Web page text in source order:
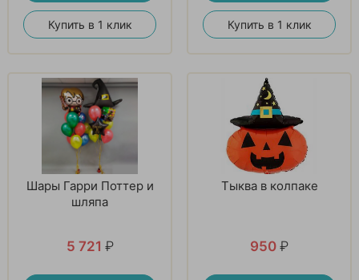
Купить в 1 клик Купить в 1 клик
Шары Гарри Поттер и
шляпа
5 721 ₽
Тыква в колпаке
950 ₽